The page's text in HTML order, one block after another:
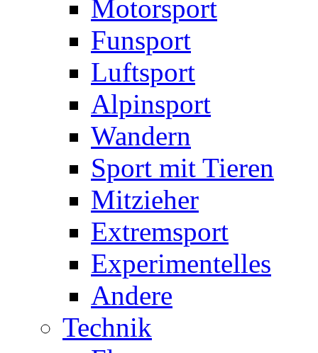
Motorsport
Funsport
Luftsport
Alpinsport
Wandern
Sport mit Tieren
Mitzieher
Extremsport
Experimentelles
Andere
Technik